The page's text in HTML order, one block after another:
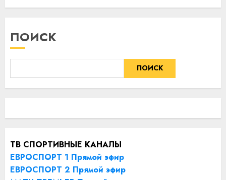
09.08.2026
ПОИСК
ПОИСК
ТВ СПОРТИВНЫЕ КАНАЛЫ
ЕВРОСПОРТ 1 Прямой эфир
ЕВРОСПОРТ 2 Прямой эфир